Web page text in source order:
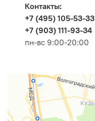
Контакты:
+7 (495) 105-53-33
+7 (903) 111-93-34
пн-вс 9:00-20:00